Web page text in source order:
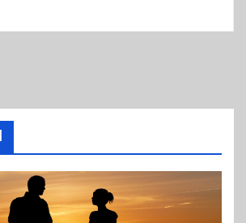
richtige
Entscheidung